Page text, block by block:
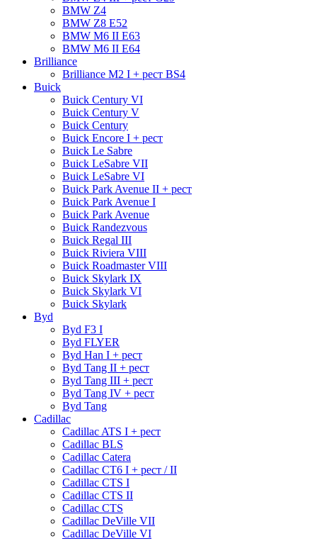
BMW Z4
BMW Z8 E52
BMW М6 II E63
BMW М6 II E64
Brilliance
Brilliance M2 I + рест BS4
Buick
Buick Century VI
Buick Century V
Buick Century
Buick Encore I + рест
Buick Le Sabre
Buick LeSabre VII
Buick LeSabre VI
Buick Park Avenue II + рест
Buick Park Avenue I
Buick Park Avenue
Buick Randezvous
Buick Regal III
Buick Riviera VIII
Buick Roadmaster VIII
Buick Skylark IX
Buick Skylark VI
Buick Skylark
Byd
Byd F3 I
Byd FLYER
Byd Han I + рест
Byd Tang II + рест
Byd Tang III + рест
Byd Tang IV + рест
Byd Tang
Cadillac
Cadillac ATS I + рест
Cadillac BLS
Cadillac Catera
Cadillac CT6 I + рест / II
Cadillac CTS I
Cadillac CTS II
Cadillac CTS
Cadillac DeVille VII
Cadillac DeVille VI